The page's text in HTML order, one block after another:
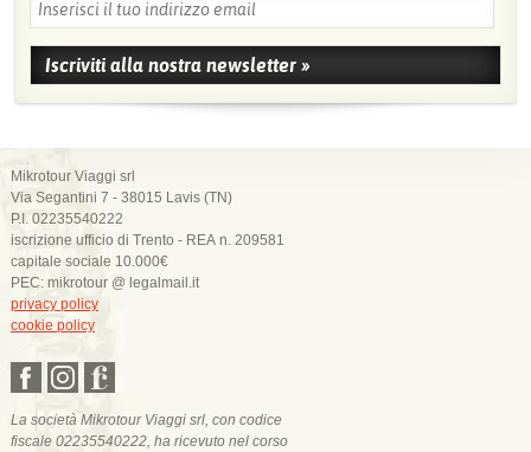
Mikrotour Viaggi srl
Via Segantini 7 - 38015 Lavis (TN)
P.I. 02235540222
iscrizione ufficio di Trento - REA n. 209581
capitale sociale 10.000€
PEC: mikrotour @ legalmail.it
privacy policy
cookie policy
La società Mikrotour Viaggi srl, con codice
fiscale 02235540222, ha ricevuto nel corso